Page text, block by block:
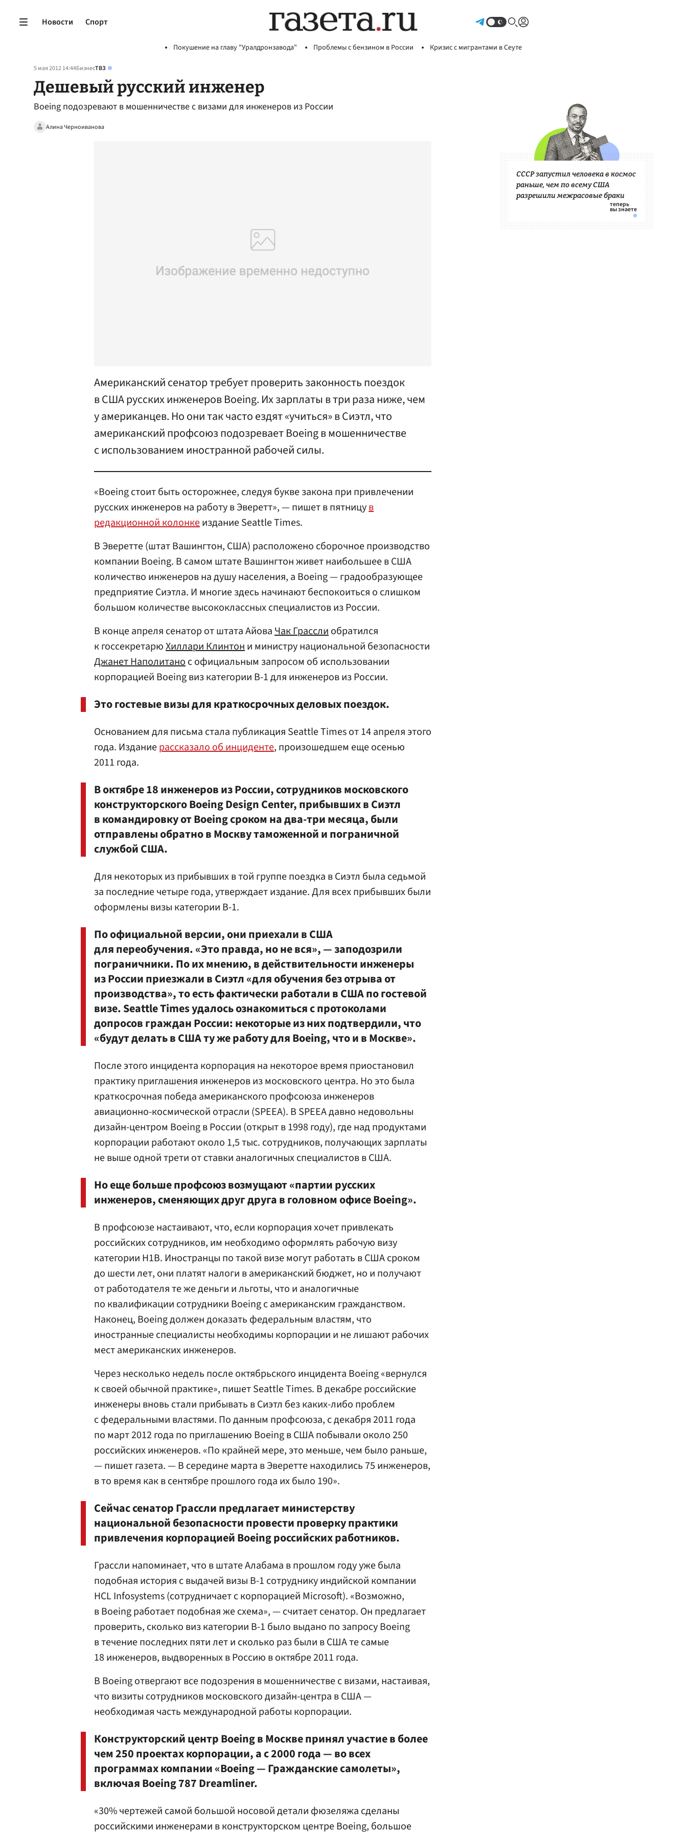
Новости Спорт
Покушение на главу "Уралдронзавода" Проблемы с бензином в России Кризис с мигрантами в Сеуте
5 мая 2012 14:44БизнесТВЗ
Дешевый русский инженер
Boeing подозревают в мошенничестве с визами для инженеров из России
Алина Черноиванова
Американский сенатор требует проверить законность поездок
в США русских инженеров Boeing. Их зарплаты в три раза ниже, чем
у американцев. Но они так часто ездят «учиться» в Сиэтл, что
американский профсоюз подозревает Boeing в мошенничестве
с использованием иностранной рабочей силы.
«Boeing стоит быть осторожнее, следуя букве закона при привлечении
русских инженеров на работу в Эверетт», — пишет в пятницув
редакционной колонкеиздание Seattle Times.
В Эверетте (штат Вашингтон, США) расположено сборочное производство
компании Boeing. В самом штате Вашингтон живет наибольшее в США
количество инженеров на душу населения, а Boeing — градообразующее
предприятие Сиэтла. И многие здесь начинают беспокоиться о слишком
большом количестве высококлассных специалистов из России.
В конце апреля сенатор от штата АйоваЧак Грасслиобратился
к госсекретарюХиллари Клинтони министру национальной безопасности
Джанет Наполитанос официальным запросом об использовании
корпорацией Boeing виз категории B-1 для инженеров из России.
Это гостевые визы для краткосрочных деловых поездок.
Основанием для письма стала публикация Seattle Times от 14 апреля этого
года. Изданиерассказало об инциденте, произошедшем еще осенью
2011 года.
В октябре 18 инженеров из России, сотрудников московского
конструкторского Boeing Design Center, прибывших в Сиэтл
в командировку от Boeing сроком на два-три месяца, были
отправлены обратно в Москву таможенной и пограничной
службой США.
Для некоторых из прибывших в той группе поездка в Сиэтл была седьмой
за последние четыре года, утверждает издание. Для всех прибывших были
оформлены визы категории B-1.
По официальной версии, они приехали в США
для переобучения. «Это правда, но не вся», — заподозрили
пограничники. По их мнению, в действительности инженеры
из России приезжали в Сиэтл «для обучения без отрыва от
производства», то есть фактически работали в США по гостевой
визе. Seattle Times удалось ознакомиться с протоколами
допросов граждан России: некоторые из них подтвердили, что
«будут делать в США ту же работу для Boeing, что и в Москве».
После этого инцидента корпорация на некоторое время приостановил
практику приглашения инженеров из московского центра. Но это была
краткосрочная победа американского профсоюза инженеров
авиационно-космической отрасли (SPEEA). В SPEEA давно недовольны
дизайн-центром Boeing в России (открыт в 1998 году), где над продуктами
корпорации работают около 1,5 тыс. сотрудников, получающих зарплаты
не выше одной трети от ставки аналогичных специалистов в США.
Но еще больше профсоюз возмущают «партии русских
инженеров, сменяющих друг друга в головном офисе Boeing».
В профсоюзе настаивают, что, если корпорация хочет привлекать
российских сотрудников, им необходимо оформлять рабочую визу
категории H1B. Иностранцы по такой визе могут работать в США сроком
до шести лет, они платят налоги в американский бюджет, но и получают
от работодателя те же деньги и льготы, что и аналогичные
по квалификации сотрудники Boeing с американским гражданством.
Наконец, Boeing должен доказать федеральным властям, что
иностранные специалисты необходимы корпорации и не лишают рабочих
мест американских инженеров.
Через несколько недель после октябрьского инцидента Boeing «вернулся
к своей обычной практике», пишет Seattle Times. В декабре российские
инженеры вновь стали прибывать в Сиэтл без каких-либо проблем
с федеральными властями. По данным профсоюза, с декабря 2011 года
по март 2012 года по приглашению Boeing в США побывали около 250
российских инженеров. «По крайней мере, это меньше, чем было раньше,
— пишет газета. — В середине марта в Эверетте находились 75 инженеров,
в то время как в сентябре прошлого года их было 190».
Сейчас сенатор Грассли предлагает министерству
национальной безопасности провести проверку практики
привлечения корпорацией Boeing российских работников.
Грассли напоминает, что в штате Алабама в прошлом году уже была
подобная история с выдачей визы B-1 сотруднику индийской компании
HCL Infosystems (сотрудничает с корпорацией Microsoft). «Возможно,
в Boeing работает подобная же схема», — считает сенатор. Он предлагает
проверить, сколько виз категории B-1 было выдано по запросу Boeing
в течение последних пяти лет и сколько раз были в США те самые
18 инженеров, выдворенных в Россию в октябре 2011 года.
В Boeing отвергают все подозрения в мошенничестве с визами, настаивая,
что визиты сотрудников московского дизайн-центра в США —
необходимая часть международной работы корпорации.
Конструкторский центр Boeing в Москве принял участие в более
чем 250 проектах корпорации, а с 2000 года — во всех
программах компании «Boeing — Гражданские самолеты»,
включая Boeing 787 Dreamliner.
«30% чертежей самой большой носовой детали фюзеляжа сделаны
российскими инженерами в конструкторском центре Boeing, большое
СССР запустил человека в космос
раньше, чем по всему США
разрешили межрасовые браки